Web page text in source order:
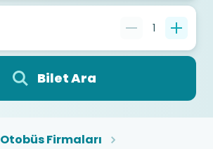
1
Bilet Ara
Otobüs Firmaları